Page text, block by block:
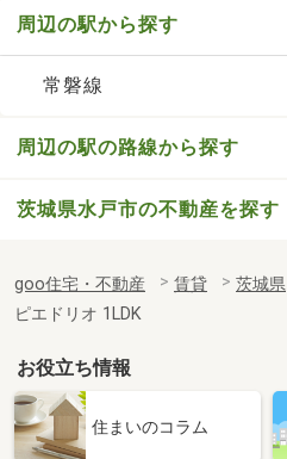
周辺の駅から探す
常磐線
周辺の駅の路線から探す
茨城県水戸市の不動産を探す
goo住宅・不動産 賃貸 茨城県
ピエドリオ 1LDK
お役立ち情報
住まいのコラム